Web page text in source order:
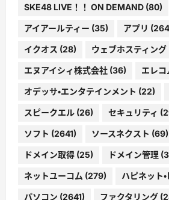
SKE48 LIVE！！ ON DEMAND (80)
アイアールティー (35) アプリ
イクオス (28) ウェブホスティング
エヌアイシィ株式会社 (36) エレコ
オデッサ・エンタテインメント (22)
スピークエル (26) セキュリティ
ソフト (2641) ソースネクスト (69)
ドメイン取得 (25) ドメイン管理
ネットユーコム (279) ハピネット
パソコン (2641) ファクタリング